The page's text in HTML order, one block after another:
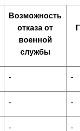
Возможность
отказа от
военной
службы
- -
- -
- -